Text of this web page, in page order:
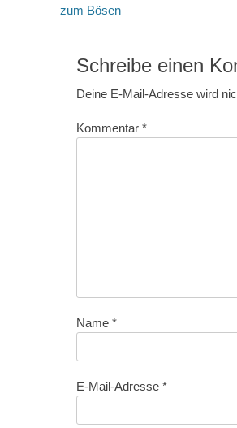
Beitrag:
zum Bösen
Schreibe einen
Deine E-Mail-Adresse wird
Kommentar *
Name *
E-Mail-Adresse *